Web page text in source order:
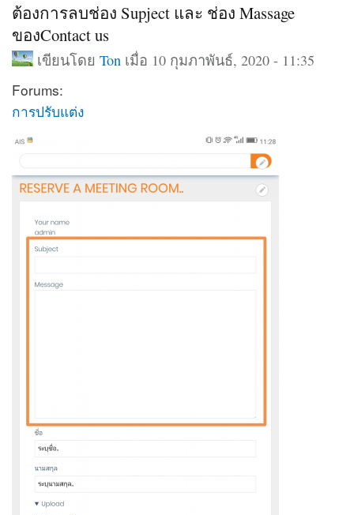
ต้องการลบช่อง Supject และ ช่อง Massage
ของContact us
เขียนโดย Ton เมื่อ 10 กุมภาพันธ์, 2020 - 11:35
Forums:
การปรับแต่ง